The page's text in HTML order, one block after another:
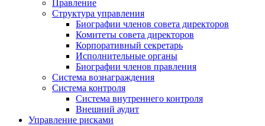
Правление
Структура управления
Биографии членов совета директоров
Комитеты совета директоров
Корпоративный секретарь
Исполнительные органы
Биографии членов правления
Система вознаграждения
Система контроля
Система внутреннего контроля
Внешний аудит
Управление рисками